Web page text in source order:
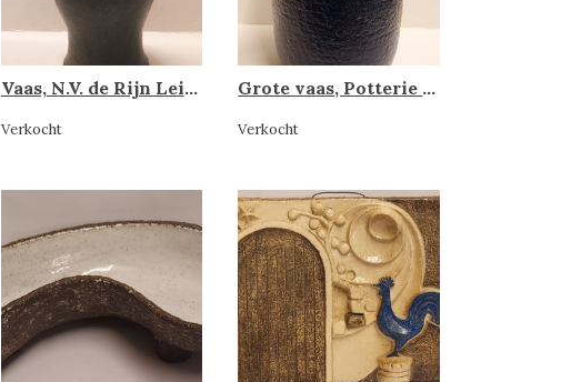
Vaas, N.V. de Rijn Leiderdorp
Verkocht
Grote vaas, Potterie Zaalberg
Verkocht